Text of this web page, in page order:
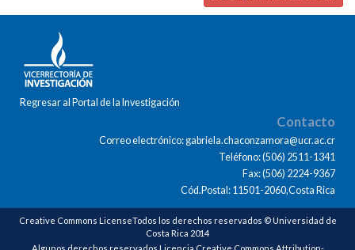
Regresar al Portal de la Investigación
Contacto
Correo electrónico: gabriela.chaconzamora@ucr.ac.cr
Teléfono: (506) 2511-1341
Fax: (506) 2224-9367
Cód.Postal: 11501-2060,Costa Rica
Creative Commons LicenseTodos los derechos reservados © Universidad de
Costa Rica 2014